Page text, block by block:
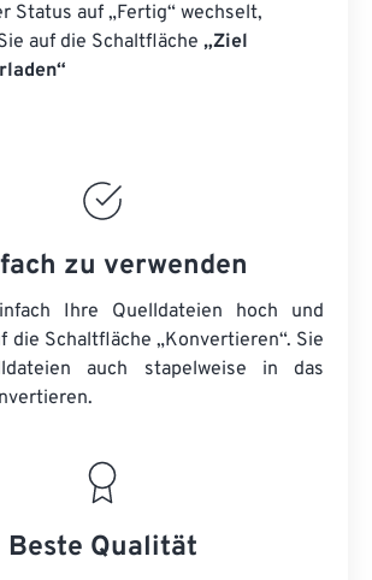
Status auf „Fertig“ wechselt,
auf die Schaltfläche „Ziel
zu verwenden
Ihre Quelldateien hoch und
die Schaltfläche „Konvertieren“. Sie
auch stapelweise in das
Beste Qualität